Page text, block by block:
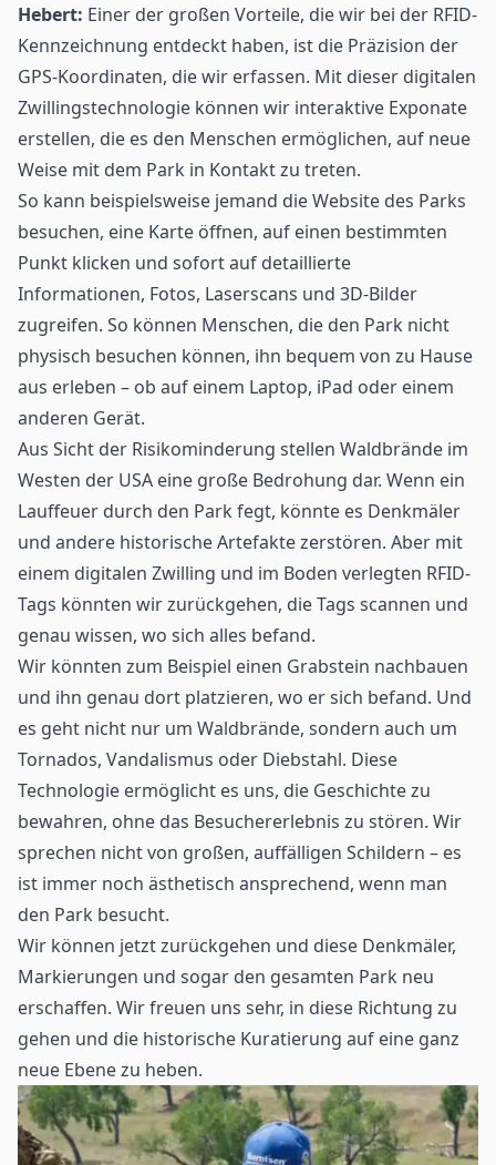
Hebert: Einer der großen Vorteile, die wir bei der RFID-
Kennzeichnung entdeckt haben, ist die Präzision der
GPS-Koordinaten, die wir erfassen. Mit dieser digitalen
Zwillingstechnologie können wir interaktive Exponate
erstellen, die es den Menschen ermöglichen, auf neue
Weise mit dem Park in Kontakt zu treten.
So kann beispielsweise jemand die Website des Parks
besuchen, eine Karte öffnen, auf einen bestimmten
Punkt klicken und sofort auf detaillierte
Informationen, Fotos, Laserscans und 3D-Bilder
zugreifen. So können Menschen, die den Park nicht
physisch besuchen können, ihn bequem von zu Hause
aus erleben – ob auf einem Laptop, iPad oder einem
anderen Gerät.
Aus Sicht der Risikominderung stellen Waldbrände im
Westen der USA eine große Bedrohung dar. Wenn ein
Lauffeuer durch den Park fegt, könnte es Denkmäler
und andere historische Artefakte zerstören. Aber mit
einem digitalen Zwilling und im Boden verlegten RFID-
Tags könnten wir zurückgehen, die Tags scannen und
genau wissen, wo sich alles befand.
Wir könnten zum Beispiel einen Grabstein nachbauen
und ihn genau dort platzieren, wo er sich befand. Und
es geht nicht nur um Waldbrände, sondern auch um
Tornados, Vandalismus oder Diebstahl. Diese
Technologie ermöglicht es uns, die Geschichte zu
bewahren, ohne das Besuchererlebnis zu stören. Wir
sprechen nicht von großen, auffälligen Schildern – es
ist immer noch ästhetisch ansprechend, wenn man
den Park besucht.
Wir können jetzt zurückgehen und diese Denkmäler,
Markierungen und sogar den gesamten Park neu
erschaffen. Wir freuen uns sehr, in diese Richtung zu
gehen und die historische Kuratierung auf eine ganz
neue Ebene zu heben.